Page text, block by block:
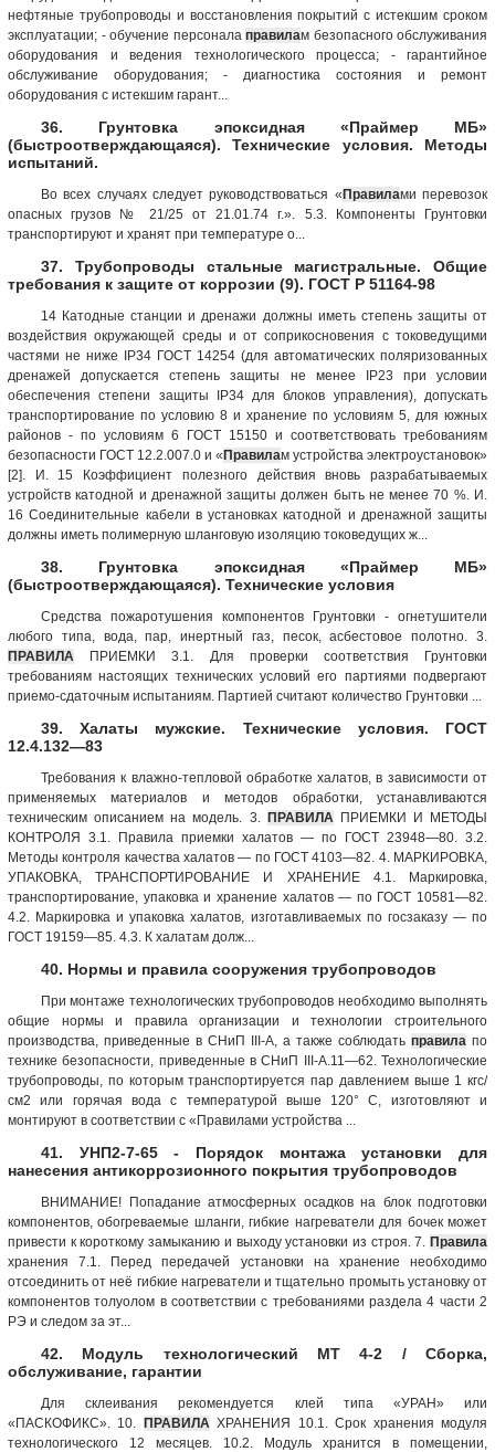
нефтяные трубопроводы и восстановления покрытий с истекшим сроком
эксплуатации; - обучение персонала правилам безопасного обслуживания
оборудования и ведения технологического процесса; - гарантийное
обслуживание оборудования; - диагностика состояния и ремонт
оборудования с истекшим гарант...
36. Грунтовка эпоксидная «Праймер МБ»
(быстроотверждающаяся). Технические условия. Методы
испытаний.
Во всех случаях следует руководствоваться «Правилами перевозок
опасных грузов № 21/25 от 21.01.74 г.». 5.3. Компоненты Грунтовки
транспортируют и хранят при температуре о...
37. Трубопроводы стальные магистральные. Общие
требования к защите от коррозии (9). ГОСТ Р 51164-98
14 Катодные станции и дренажи должны иметь степень защиты от
воздействия окружающей среды и от соприкосновения с токоведущими
частями не ниже IР34 ГОСТ 14254 (для автоматических поляризованных
дренажей допускается степень защиты не менее IР23 при условии
обеспечения степени защиты IР34 для блоков управления), допускать
транспортирование по условию 8 и хранение по условиям 5, для южных
районов - по условиям 6 ГОСТ 15150 и соответствовать требованиям
безопасности ГОСТ 12.2.007.0 и «Правилам устройства электроустановок»
[2]. И. 15 Коэффициент полезного действия вновь разрабатываемых
устройств катодной и дренажной защиты должен быть не менее 70 %. И.
16 Соединительные кабели в установках катодной и дренажной защиты
должны иметь полимерную шланговую изоляцию токоведущих ж...
38. Грунтовка эпоксидная «Праймер МБ»
(быстроотверждающаяся). Технические условия
Средства пожаротушения компонентов Грунтовки - огнетушители
любого типа, вода, пар, инертный газ, песок, асбестовое полотно. 3.
ПРАВИЛА ПРИЕМКИ 3.1. Для проверки соответствия Грунтовки
требованиям настоящих технических условий его партиями подвергают
приемо-сдаточным испытаниям. Партией считают количество Грунтовки ...
39. Халаты мужские. Технические условия. ГОСТ
12.4.132—83
Требования к влажно-тепловой обработке халатов, в зависимости от
применяемых материалов и методов обработки, устанавливаются
техническим описанием на модель. 3. ПРАВИЛА ПРИЕМКИ И МЕТОДЫ
КОНТРОЛЯ 3.1. Правила приемки халатов — по ГОСТ 23948—80. 3.2.
Методы контроля качества халатов — по ГОСТ 4103—82. 4. МАРКИРОВКА,
УПАКОВКА, ТРАНСПОРТИРОВАНИЕ И ХРАНЕНИЕ 4.1. Маркировка,
транспортирование, упаковка и хранение халатов — по ГОСТ 10581—82.
4.2. Маркировка и упаковка халатов, изготавливаемых по госзаказу — по
ГОСТ 19159—85. 4.3. К халатам долж...
40. Нормы и правила сооружения трубопроводов
При монтаже технологических трубопроводов необходимо выполнять
общие нормы и правила организации и технологии строительного
производства, приведенные в СНиП III-A, а также соблюдать правила по
технике безопасности, приведенные в СНиП III-A.11—62. Технологические
трубопроводы, по которым транспортируется пар давлением выше 1 кгс/
см2 или горячая вода с температурой выше 120° С, изготовляют и
монтируют в соответствии с «Правилами устройства ...
41. УНП2-7-65 - Порядок монтажа установки для
нанесения антикоррозионного покрытия трубопроводов
ВНИМАНИЕ! Попадание атмосферных осадков на блок подготовки
компонентов, обогреваемые шланги, гибкие нагреватели для бочек может
привести к короткому замыканию и выходу установки из строя. 7. Правила
хранения 7.1. Перед передачей установки на хранение необходимо
отсоединить от неё гибкие нагреватели и тщательно промыть установку от
компонентов толуолом в соответствии с требованиями раздела 4 части 2
РЭ и следом за эт...
42. Модуль технологический МТ 4-2 / Сборка,
обслуживание, гарантии
Для склеивания рекомендуется клей типа «УРАН» или
«ПАСКОФИКС». 10. ПРАВИЛА ХРАНЕНИЯ 10.1. Срок хранения модуля
технологического 12 месяцев. 10.2. Модуль хранится в помещении,